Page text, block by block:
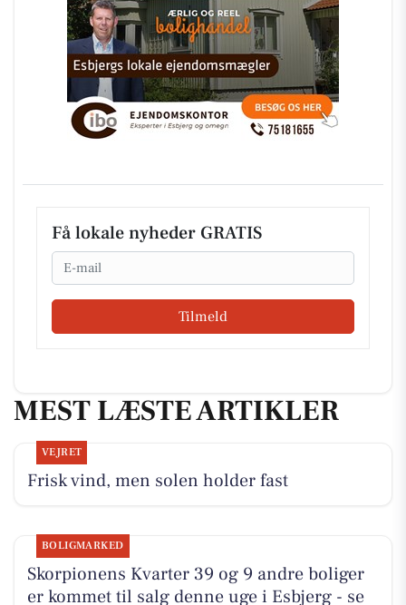
Få lokale nyheder GRATIS
Email
Tilmeld
MEST LÆSTE ARTIKLER
VEJRET
Frisk vind, men solen holder fast
BOLIGMARKED
Skorpionens Kvarter 39 og 9 andre boliger
er kommet til salg denne uge i Esbjerg - se